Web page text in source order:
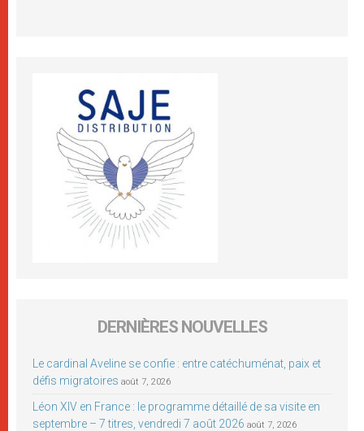
DERNIÈRES NOUVELLES
Le cardinal Aveline se confie : entre catéchuménat, paix et
défis migratoires août 7, 2026
Léon XIV en France : le programme détaillé de sa visite en
septembre – 7 titres, vendredi 7 août 2026 août 7, 2026